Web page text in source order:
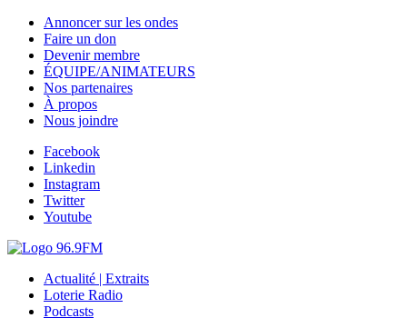
Annoncer sur les ondes
Faire un don
Devenir membre
ÉQUIPE/ANIMATEURS
Nos partenaires
À propos
Nous joindre
Facebook
Linkedin
Instagram
Twitter
Youtube
Actualité | Extraits
Loterie Radio
Podcasts